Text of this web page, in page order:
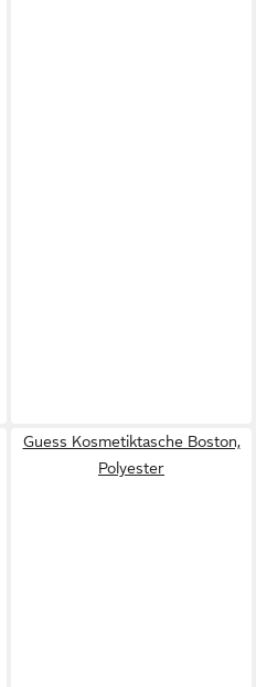
Guess Kosmetiktasche Boston,
Polyester